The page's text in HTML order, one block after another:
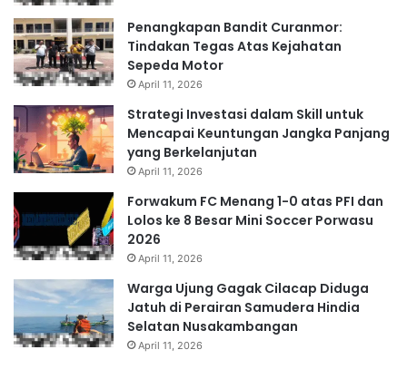
Penangkapan Bandit Curanmor:
Tindakan Tegas Atas Kejahatan
Sepeda Motor
April 11, 2026
Strategi Investasi dalam Skill untuk
Mencapai Keuntungan Jangka Panjang
yang Berkelanjutan
April 11, 2026
Forwakum FC Menang 1-0 atas PFI dan
Lolos ke 8 Besar Mini Soccer Porwasu
2026
April 11, 2026
Warga Ujung Gagak Cilacap Diduga
Jatuh di Perairan Samudera Hindia
Selatan Nusakambangan
April 11, 2026